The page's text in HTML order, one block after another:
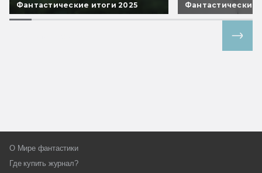
Фантастические итоги 2025 Фантастические
О Мире фантастики
Где купить журнал?